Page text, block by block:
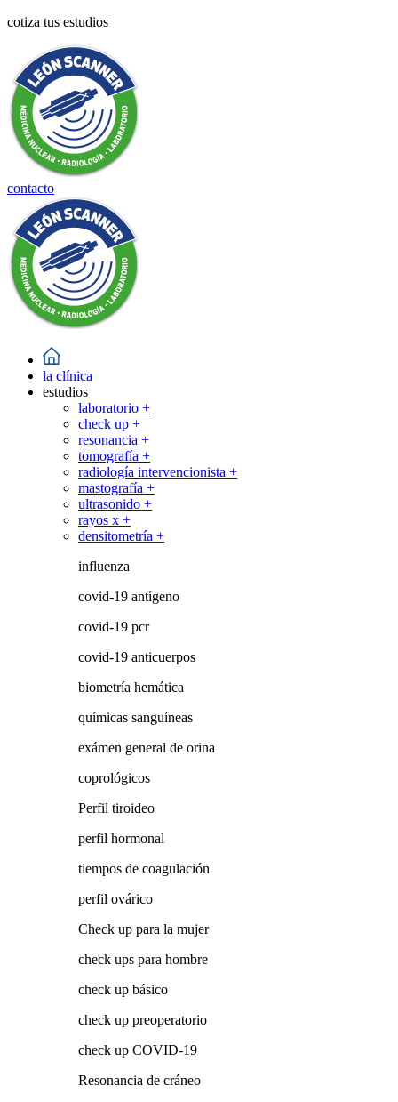
cotiza tus estudios
contacto
la clínica
estudios
laboratorio +
check up +
resonancia +
tomografía +
radiología intervencionista +
mastografía +
ultrasonido +
rayos x +
densitometría +
influenza
covid-19 antígeno
covid-19 pcr
covid-19 anticuerpos
biometría hemática
químicas sanguíneas
exámen general de orina
coprológicos
Perfil tiroideo
perfil hormonal
tiempos de coagulación
perfil ovárico
Check up para la mujer
check ups para hombre
check up básico
check up preoperatorio
check up COVID-19
Resonancia de cráneo